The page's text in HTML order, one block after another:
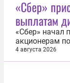
программный
которого
джинглам и...
«Сбер»
выплатам
«Сбер» начал
акционерам
выплат,
собранием,
4 августа 2026